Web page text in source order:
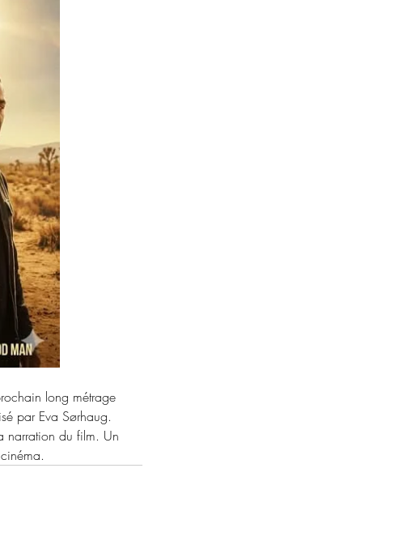
long métrage
par Eva Sørhaug.
narration du film. Un